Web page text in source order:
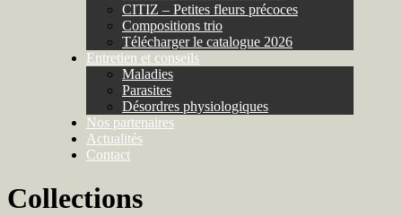
CITIZ – Petites fleurs précoces
Compositions trio
Télécharger le catalogue 2026
Entretien et conseils
Maladies
Parasites
Désordres physiologiques
Nos partenaires
Actualités
Contact
Collections